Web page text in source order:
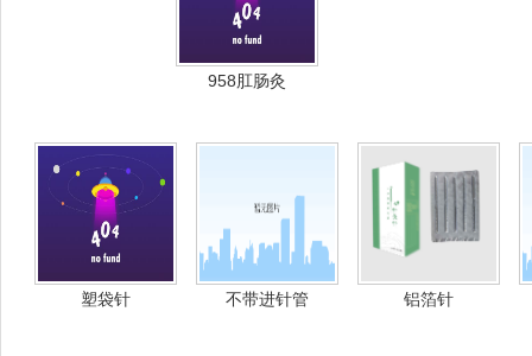
958肛肠灸
塑袋针 不带进针管 铝箔针